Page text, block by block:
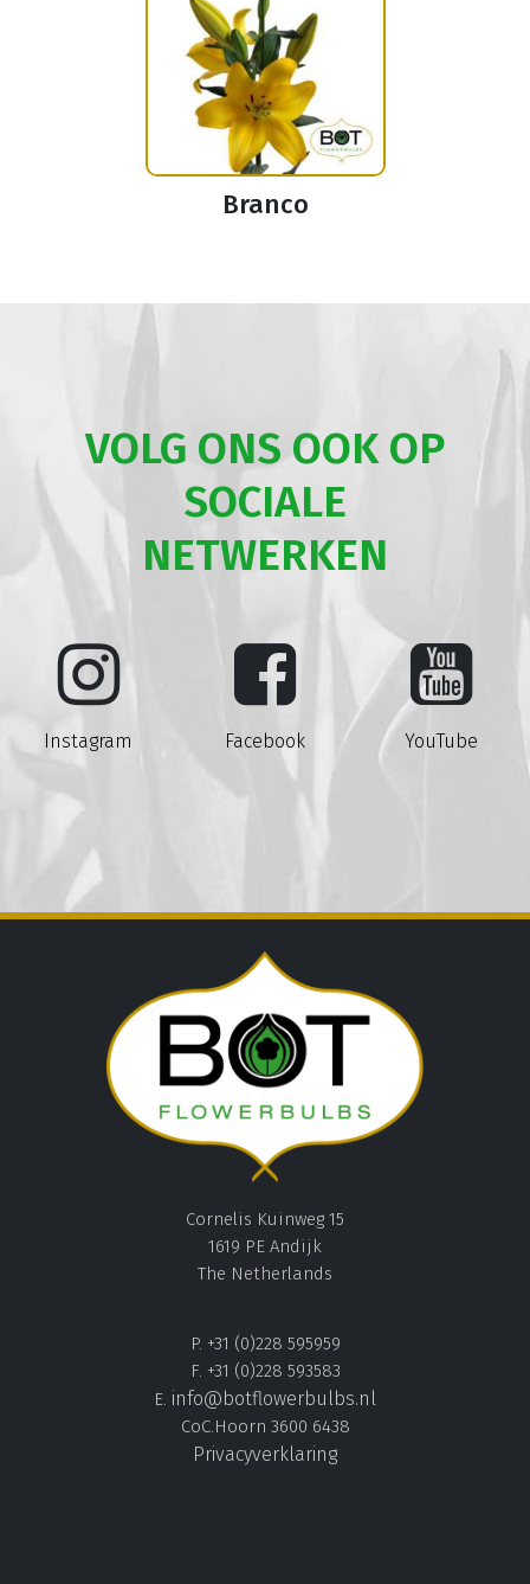
Branco
VOLG ONS OOK OP
SOCIALE
NETWERKEN
Instagram Facebook YouTube
Cornelis Kuinweg 15
1619 PE Andijk
The Netherlands
P. +31 (0)228 595959
F. +31 (0)228 593583
E. info@botflowerbulbs.nl
CoC.Hoorn 3600 6438
Privacyverklaring